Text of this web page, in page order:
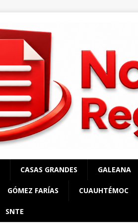
CASAS GRANDES GALEANA
GÓMEZ FARÍAS CUAUHTÉMOC
SNTE